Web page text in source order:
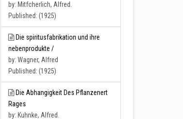
by: Mitfcherlich, Alfred.
Published: (1925)
Die spiritusfabrikation und ihre
nebenprodukte /
by: Wagner, Alfred
Published: (1925)
Die Abhangigkeit Des Pflanzenert
Rages
by: Kuhnke, Alfred.